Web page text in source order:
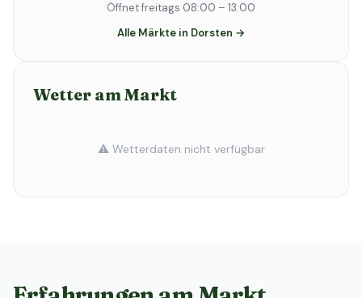
Öffnet freitags 08:00 – 13:00
Alle Märkte in Dorsten →
Wetter am Markt
⚠️ Wetterdaten nicht verfügbar